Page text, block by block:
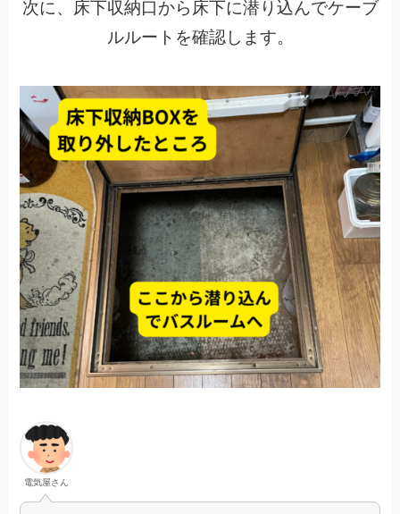
次に、床下収納口から床下に潜り込んでケーブ
ルルートを確認します。
電気屋さん